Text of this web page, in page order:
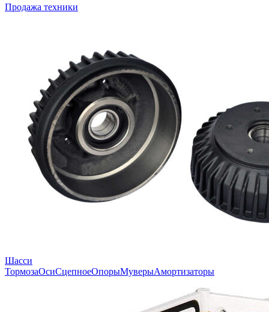
Продажа техники
Шасси
ТормозаОсиСцепноеОпорыМуверыАмортизаторы